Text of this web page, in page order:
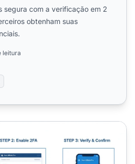
segura com a verificação em 2
obtenham suas
leitura
em Duas Etapas no Post